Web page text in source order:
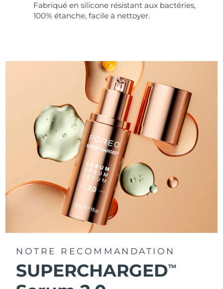
Fabriqué en silicone résistant aux bactéries,
100% étanche, facile à nettoyer.
NOTRE RECOMMANDATION
SUPERCHARGEDTM